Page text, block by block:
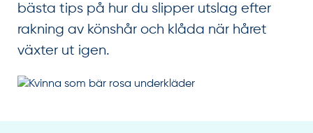
bästa tips på hur du slipper utslag efter
rakning av könshår och klåda när håret
växter ut igen.